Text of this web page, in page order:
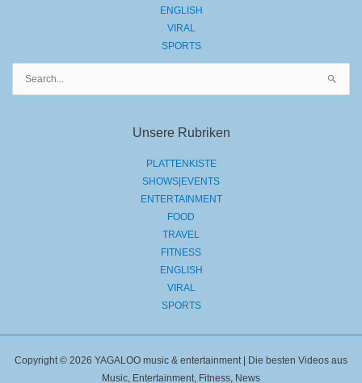
ENGLISH
VIRAL
SPORTS
Unsere Rubriken
PLATTENKISTE
SHOWS|EVENTS
ENTERTAINMENT
FOOD
TRAVEL
FITNESS
ENGLISH
VIRAL
SPORTS
Copyright © 2026 YAGALOO music & entertainment | Die besten Videos aus
Music, Entertainment, Fitness, News